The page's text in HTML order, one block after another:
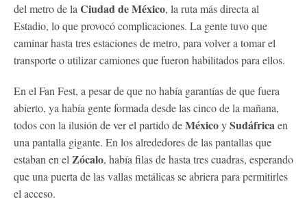
del metro de laCiudad de México, la ruta más directa al
Estadio, lo que provocó complicaciones. La gente tuvo que
caminar hasta tres estaciones de metro, para volver a tomar el
transporte o utilizar camiones que fueron habilitados para ellos.
En el Fan Fest, a pesar de que no había garantías de que fuera
abierto, ya había gente formada desde las cinco de la mañana,
todos con la ilusión de ver el partido deMéxicoySudáfricaen
una pantalla gigante. En los alrededores de las pantallas que
estaban en elZócalo, había filas de hasta tres cuadras, esperando
que una puerta de las vallas metálicas se abriera para permitirles
el acceso.